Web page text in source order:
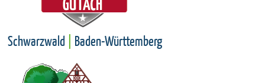
Schwarzwald Baden-Württemberg